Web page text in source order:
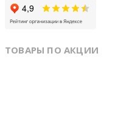
ТОВАРЫ ПО АКЦИИ